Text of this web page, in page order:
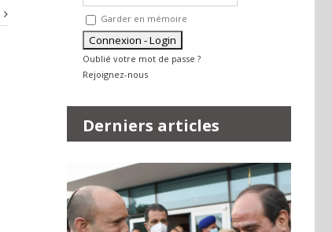
Garder en mémoire
Oublié votre mot de passe ?
Rejoignez-nous
Derniers articles